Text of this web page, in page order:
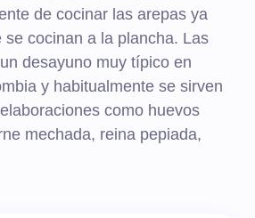
de cocinar las arepas ya
se cocinan a la plancha. Las
desayuno muy típico en
y habitualmente se sirven
como huevos
mechada, reina pepiada,